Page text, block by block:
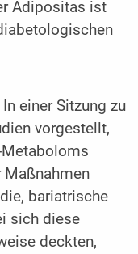
Adipositas ist
einer Sitzung zu
vorgestellt,
Metaboloms
Maßnahmen
bariatrische
sich diese
deckten,